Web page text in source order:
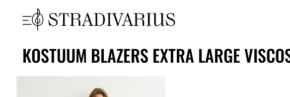
KOSTUUM BLAZERS EXTRA LARGE